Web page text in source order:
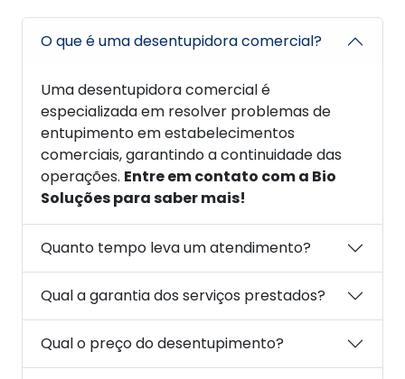
O que é uma desentupidora comercial?
Uma desentupidora comercial é
especializada em resolver problemas de
entupimento em estabelecimentos
comerciais, garantindo a continuidade das
operações. Entre em contato com a Bio
Soluções para saber mais!
Quanto tempo leva um atendimento?
Qual a garantia dos serviços prestados?
Qual o preço do desentupimento?